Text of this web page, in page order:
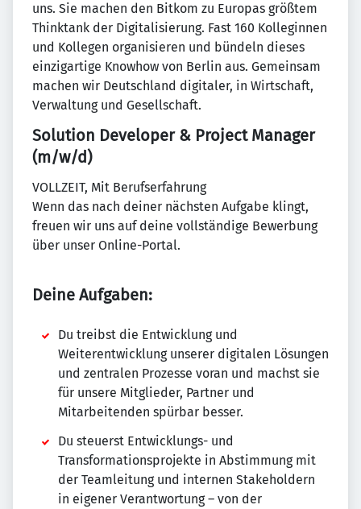
uns. Sie machen den Bitkom zu Europas größtem
Thinktank der Digitalisierung. Fast 160 Kolleginnen
und Kollegen organisieren und bündeln dieses
einzigartige Knowhow von Berlin aus. Gemeinsam
machen wir Deutschland digitaler, in Wirtschaft,
Verwaltung und Gesellschaft.
Solution Developer & Project Manager
(m/w/d)
VOLLZEIT, Mit Berufserfahrung
Wenn das nach deiner nächsten Aufgabe klingt,
freuen wir uns auf deine vollständige Bewerbung
über unser Online-Portal.
Deine Aufgaben:
Du treibst die Entwicklung und
Weiterentwicklung unserer digitalen Lösungen
und zentralen Prozesse voran und machst sie
für unsere Mitglieder, Partner und
Mitarbeitenden spürbar besser.
Du steuerst Entwicklungs- und
Transformationsprojekte in Abstimmung mit
der Teamleitung und internen Stakeholdern
in eigener Verantwortung – von der